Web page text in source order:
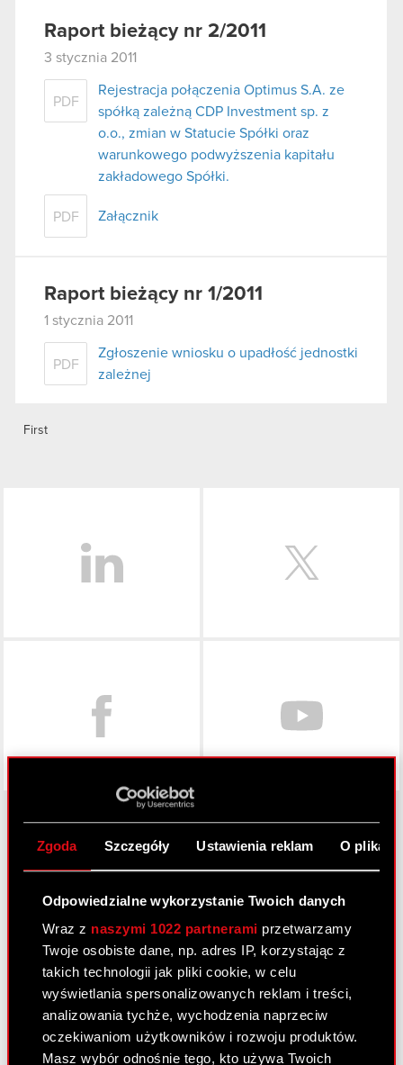
Zgoda Szczegóły Ustawienia reklam O
Odpowiedzialne wykorzystanie Twoich danych
Wraz z naszymi 1022 partnerami przetwarzamy
Twoje osobiste dane, np. adres IP, korzystając z
takich technologii jak pliki cookie, w celu
wyświetlania spersonalizowanych reklam i treści,
analizowania tychże, wychodzenia naprzeciw
oczekiwaniom użytkowników i rozwoju produktów.
Masz wybór odnośnie tego, kto używa Twoich
Raport bieżący nr 2/2011
3 stycznia 2011
PDF
Rejestracja połączenia Optimus S.A. ze
spółką zależną CDP Investment sp. z
o.o., zmian w Statucie Spółki oraz
warunkowego podwyższenia kapitału
zakładowego Spółki.
PDF Załącznik
Raport bieżący nr 1/2011
1 stycznia 2011
PDF
Zgłoszenie wniosku o upadłość jednostki
zależnej
First
O CD PROJEKT
Grupa Kapitałowa
Nasz biznes
Inwestorzy
Zrównoważony rozwój
Media